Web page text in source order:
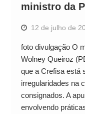
ministro da
12 de julho de
foto divulgação O
Wolney Queiroz
que a Crefisa está
irregularidades na
consignados. A
envolvendo